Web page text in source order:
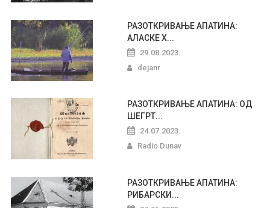
РАЗОТКРИВАЊЕ АПАТИНА:
АЛАСКЕ Х...
29.08.2023.
dejanr
РАЗОТКРИВАЊЕ АПАТИНА: ОД
ШЕГРТ...
24.07.2023.
Radio Dunav
РАЗОТКРИВАЊЕ АПАТИНА:
РИБАРСКИ...